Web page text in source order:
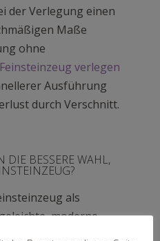
der Verlegung einen
Maße
ohne
Feinsteinzeug verlegen
Ausführung
durch Verschnitt.
DIE BESSERE WAHL,
als
moderne